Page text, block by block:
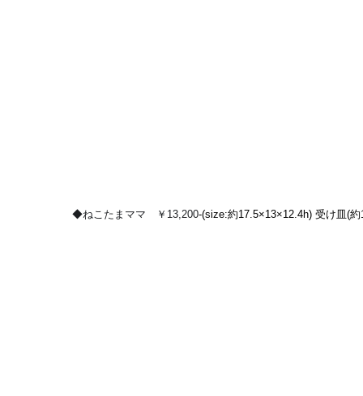
◆ねこたまママ　￥13,200-(size:約17.5×13×12.4h) 受け皿(